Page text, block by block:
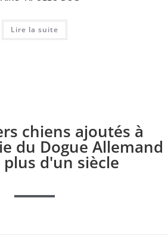
Lire la suite
chiens ajoutés à
du Dogue Allemand
d'un siècle